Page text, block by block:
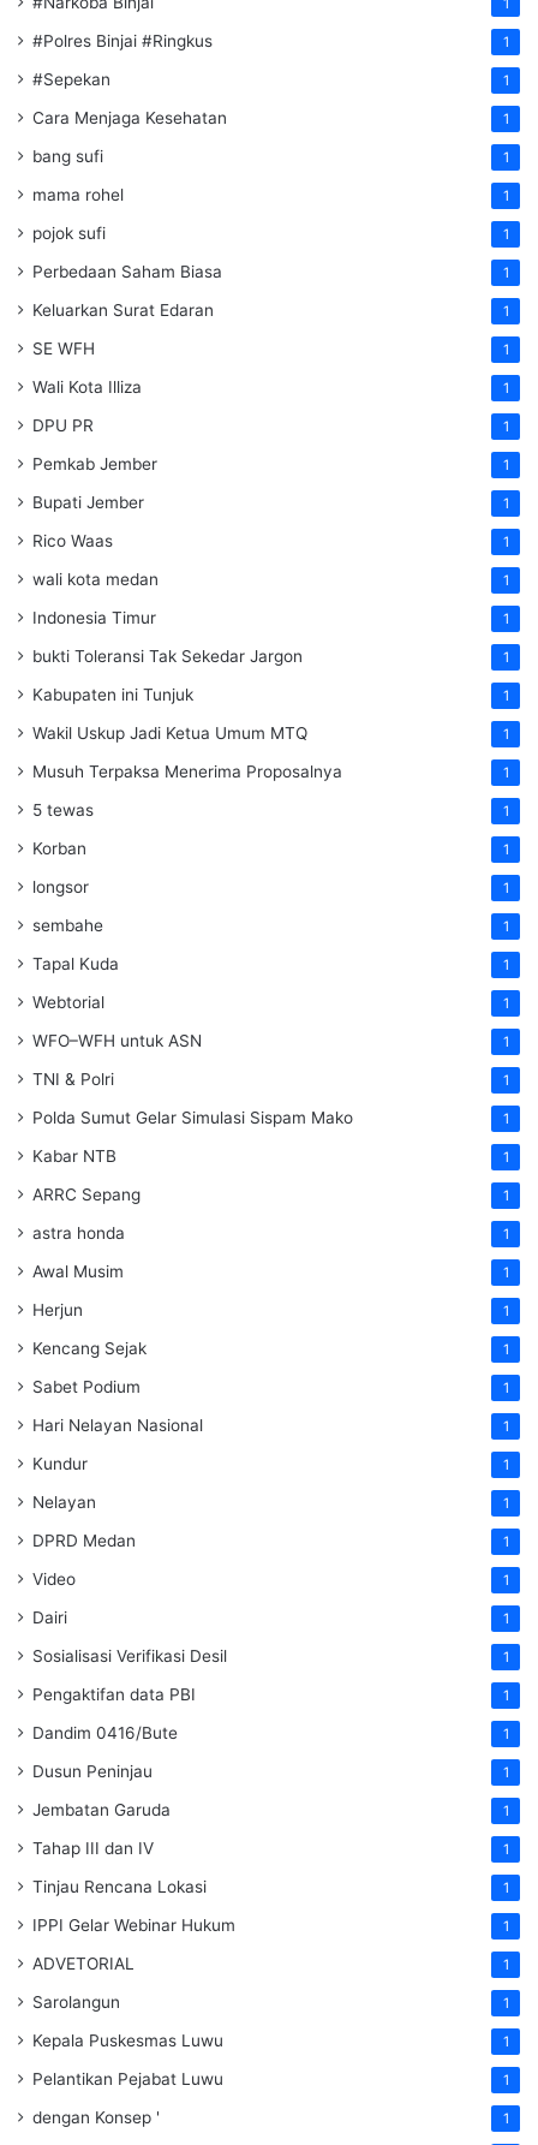
1
#Polres Binjai #Ringkus 1
#Sepekan 1
Cara Menjaga Kesehatan 1
bang sufi 1
mama rohel 1
pojok sufi 1
Perbedaan Saham Biasa 1
Keluarkan Surat Edaran 1
SE WFH 1
Wali Kota Illiza 1
DPU PR 1
Pemkab Jember 1
Bupati Jember 1
Rico Waas 1
wali kota medan 1
Indonesia Timur 1
bukti Toleransi Tak Sekedar Jargon 1
Kabupaten ini Tunjuk 1
Wakil Uskup Jadi Ketua Umum MTQ 1
Musuh Terpaksa Menerima Proposalnya 1
5 tewas 1
Korban 1
longsor 1
sembahe 1
Tapal Kuda 1
Webtorial 1
WFO–WFH untuk ASN 1
TNI & Polri 1
Polda Sumut Gelar Simulasi Sispam Mako 1
Kabar NTB 1
ARRC Sepang 1
astra honda 1
Awal Musim 1
Herjun 1
Kencang Sejak 1
Sabet Podium 1
Hari Nelayan Nasional 1
Kundur 1
Nelayan 1
DPRD Medan 1
Video 1
Dairi 1
Sosialisasi Verifikasi Desil 1
Pengaktifan data PBI 1
Dandim 0416/Bute 1
Dusun Peninjau 1
Jembatan Garuda 1
Tahap III dan IV 1
Tinjau Rencana Lokasi 1
IPPI Gelar Webinar Hukum 1
ADVETORIAL 1
Sarolangun 1
Kepala Puskesmas Luwu 1
Pelantikan Pejabat Luwu 1
dengan Konsep ' 1